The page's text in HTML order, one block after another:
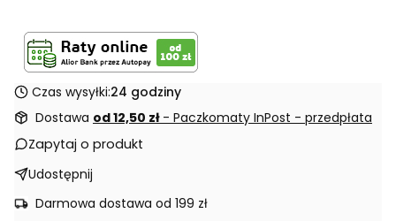
Czas wysyłki:24 godziny
Dostawa od 12,50 zł - Paczkomaty InPost - przedpłata
Zapytaj o produkt
Udostępnij
Darmowa dostawa od 199 zł